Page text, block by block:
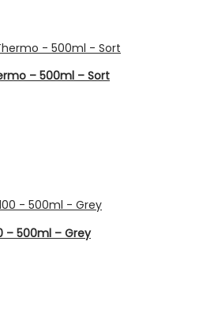
– 500ml – Sort
– 500ml – Grey